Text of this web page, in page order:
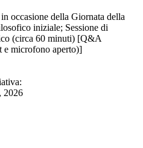
occasione della Giornata della
iniziale; Sessione di
(circa 60 minuti) [Q&A
e microfono aperto)]
2026